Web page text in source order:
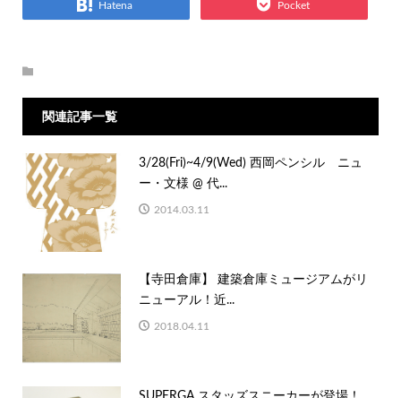
Hatena Pocket
関連記事一覧
3/28(Fri)~4/9(Wed) 西岡ペンシル ニュ
ー・文様 @ 代...
2014.03.11
【寺田倉庫】 建築倉庫ミュージアムがリ
ニューアル！近...
2018.04.11